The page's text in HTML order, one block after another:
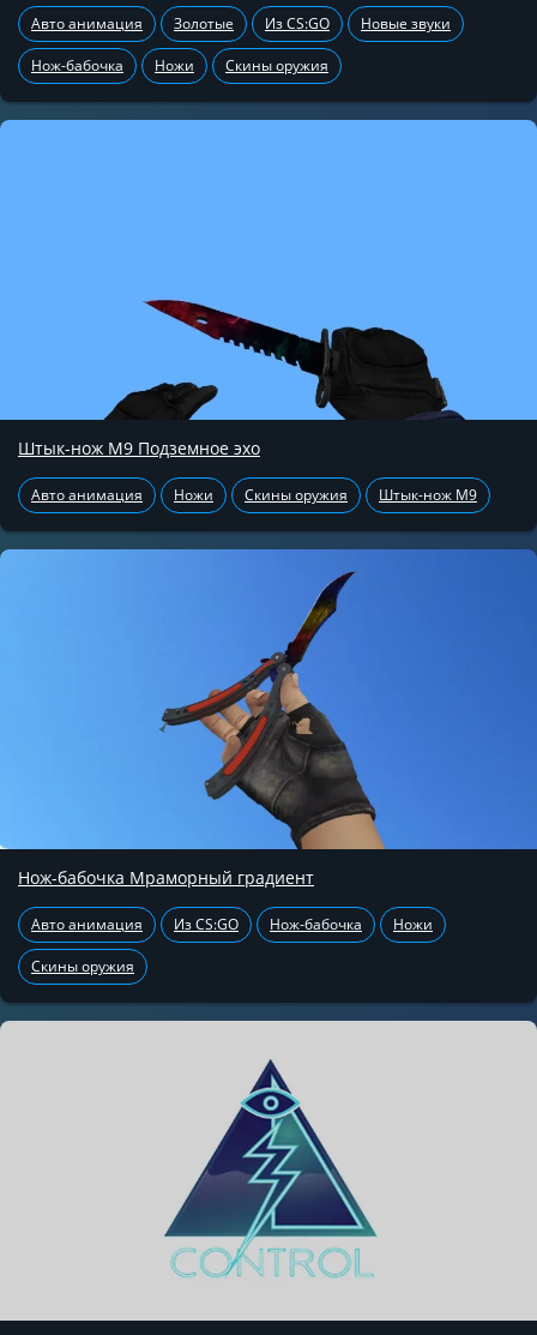
Авто анимация Золотые Из CS:GO Новые звуки
Нож-бабочка Ножи Скины оружия
Штык-нож М9 Подземное эхо
Авто анимация Ножи Скины оружия Штык-нож М9
Нож-бабочка Мраморный градиент
Авто анимация Из CS:GO Нож-бабочка Ножи
Скины оружия